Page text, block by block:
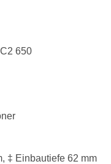
650
‡ Einbautiefe 62 mm